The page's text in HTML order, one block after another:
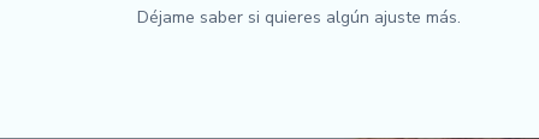
Déjame saber si quieres algún ajuste más.